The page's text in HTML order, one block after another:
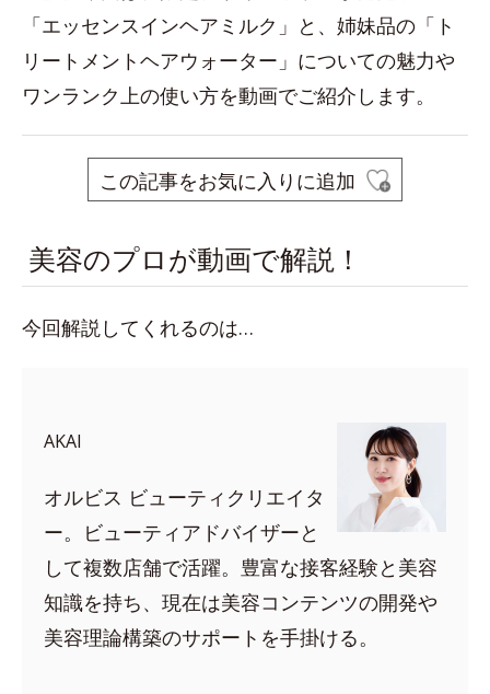
「エッセンスインヘアミルク」と、姉妹品の「ト
リートメントヘアウォーター」についての魅力や
ワンランク上の使い方を動画でご紹介します。
この記事をお気に入りに追加
美容のプロが動画で解説！
今回解説してくれるのは…
AKAI
オルビス ビューティクリエイタ
ー。ビューティアドバイザーと
して複数店舗で活躍。豊富な接客経験と美容
知識を持ち、現在は美容コンテンツの開発や
美容理論構築のサポートを手掛ける。